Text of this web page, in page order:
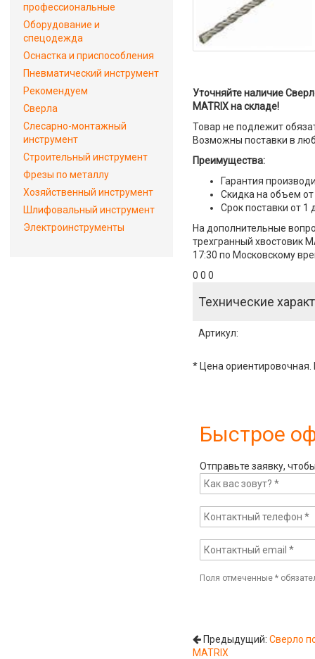
Уточняйте наличие
MATRIX на складе!
Товар не подлежит
Возможны поставки в
Преимущества:
Гарантия
Скидка на объем от
Срок поставки от 1
На дополнительные
трехгранный хвостовик
17:30 по Московскому
0 0 0
Технические
Артикул:
* Цена ориентировочная.
Быстрое
Отправьте заявку,
Поля отмеченные*
Предыдущий:Сверло
MATRIX
профессиональные
Оборудование и
спецодежда
Оснастка и приспособления
Пневматический инструмент
Рекомендуем
Сверла
Слесарно-монтажный
инструмент
Строительный инструмент
Фрезы по металлу
Хозяйственный инструмент
Шлифовальный инструмент
Электроинструменты